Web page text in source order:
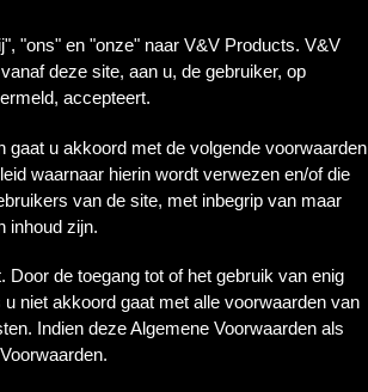
"ons" en "onze" naar V&V Products. V&V
deze site, aan u, de gebruiker, op
accepteert.
u akkoord met de volgende voorwaarden
waarnaar hierin wordt verwezen en/of die
van de site, met inbegrip van maar
inhoud zijn.
de toegang tot of het gebruik van enig
niet akkoord gaat met alle voorwaarden van
Indien deze Algemene Voorwaarden als